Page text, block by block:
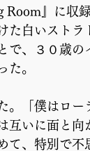
Room』に収
た白いスト
で、３０歳
た。
。「僕はロ
互いに面と
て、特別で